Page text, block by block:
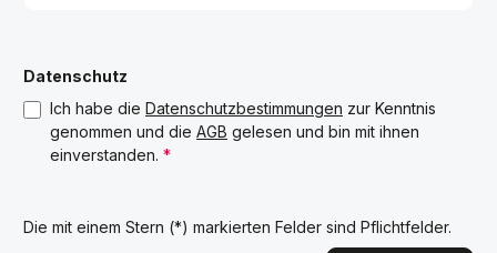
Datenschutz
Ich habe die Datenschutzbestimmungen zur Kenntnis
genommen und die AGB gelesen und bin mit ihnen
einverstanden. *
Die mit einem Stern (*) markierten Felder sind Pflichtfelder.